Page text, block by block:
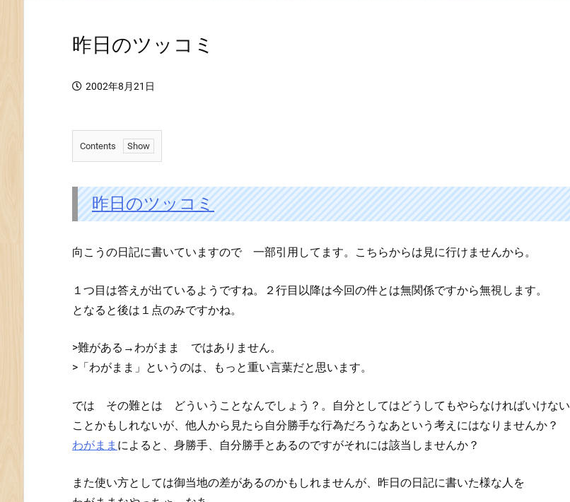
昨日のツッコミ
2002年8月21日
Contents
1.
日
の
ッ
ミ
昨日のツッコミ
向こうの日記に書いていますので 一部引用してます。こちらからは見に行けませんから。
１つ目は答えが出ているようですね。２行目以降は今回の件とは無関係ですから無視します。
となると後は１点のみですかね。
>難がある→わがまま ではありません。
>「わがまま」というのは、もっと重い言葉だと思います。
では その難とは どういうことなんでしょう？。自分としてはどうしてもやらなければいけない
ことかもしれないが、他人から見たら自分勝手な行為だろうなあという考えにはなりませんか？
わがまま によると、身勝手、自分勝手とあるのですがそれには該当しませんか？
また使い方としては御当地の差があるのかもしれませんが、昨日の日記に書いた様な人を